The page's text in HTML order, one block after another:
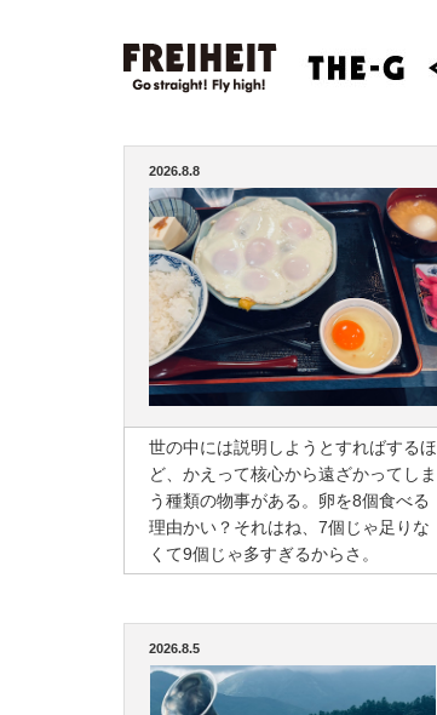
2026.8.8
世の中には説明しようとすればするほ
ど、かえって核心から遠ざかってしま
う種類の物事がある。卵を8個食べる
理由かい？それはね、7個じゃ足りな
くて9個じゃ多すぎるからさ。
2026.8.5